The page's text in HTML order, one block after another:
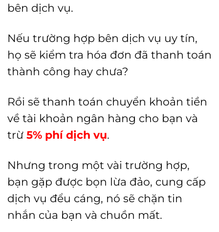
bên dịch vụ.
Nếu trường hợp bên dịch vụ uy tín,
họ sẽ kiểm tra hóa đơn đã thanh toán
thành công hay chưa?
Rồi sẽ thanh toán chuyển khoản tiền
về tài khoản ngân hàng cho bạn và
trừ 5% phí dịch vụ.
Nhưng trong một vài trường hợp,
bạn gặp được bọn lừa đảo, cung cấp
dịch vụ đểu cáng, nó sẽ chặn tin
nhắn của bạn và chuồn mất.